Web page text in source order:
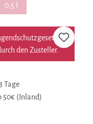
nicht verfügbar.)
0,5 l
(Diese Option ist zurzeit nicht
den Zusteller.
Tage
50€ (Inland)